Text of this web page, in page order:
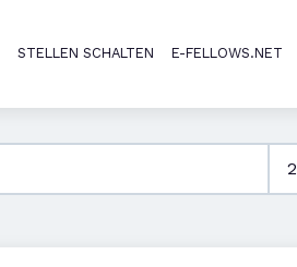
Haupt-Navigation
STELLEN SCHALTEN E-FELLOWS.NET